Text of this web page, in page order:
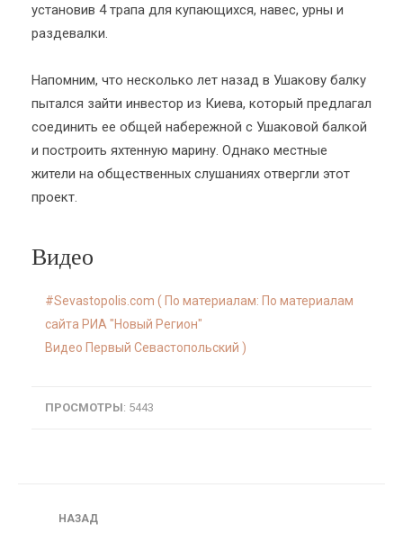
установив 4 трапа для купающихся, навес, урны и
раздевалки.
Напомним, что несколько лет назад в Ушакову балку
пытался зайти инвестор из Киева, который предлагал
соединить ее общей набережной с Ушаковой балкой
и построить яхтенную марину. Однако местные
жители на общественных слушаниях отвергли этот
проект.
Видео
Sevastopolis.com ( По материалам: По материалам
сайта РИА "Новый Регион"
Видео Первый Севастопольский )
ПРОСМОТРЫ: 5443
Навигация
НАЗАД